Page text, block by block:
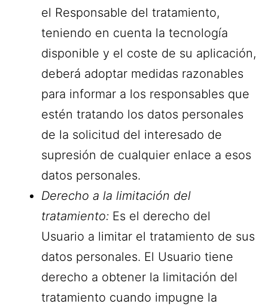
el Responsable del tratamiento,
teniendo en cuenta la tecnología
disponible y el coste de su aplicación,
deberá adoptar medidas razonables
para informar a los responsables que
estén tratando los datos personales
de la solicitud del interesado de
supresión de cualquier enlace a esos
datos personales.
Derecho a la limitación del
tratamiento: Es el derecho del
Usuario a limitar el tratamiento de sus
datos personales. El Usuario tiene
derecho a obtener la limitación del
tratamiento cuando impugne la